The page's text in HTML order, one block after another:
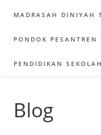
MADRASAH DINIYAH
PONDOK PESANTREN
PENDIDIKAN
Blog